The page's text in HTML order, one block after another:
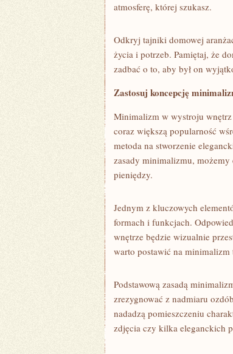
atmosferę, której szukasz.
Odkryj tajniki⁢ domowej
życia i potrzeb. Pamiętaj, że
zadbać o‌ to, aby był on
Zastosuj ‌koncepcję
Minimalizm w wystroju
coraz większą‍ popularność
metoda⁤ na stworzenie
zasady minimalizmu,
‌pieniędzy.
Jednym z kluczowych
‍formach i funkcjach.
wnętrze‌ będzie wizualnie
warto postawić na
Podstawową zasadą
zrezygnować z nadmiaru‌
nadadzą pomieszczeniu
zdjęcia⁤ czy ‍kilka eleganckich‍